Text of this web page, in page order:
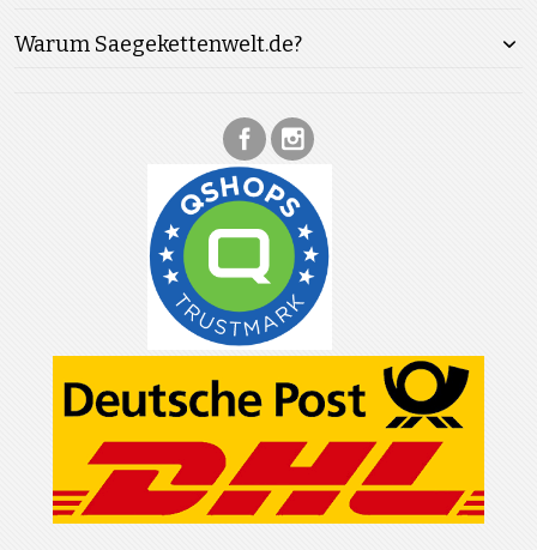
Warum Saegekettenwelt.de?